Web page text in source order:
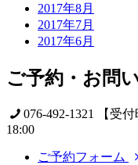
2017年8月
2017年7月
2017年6月
ご予約・お問
076-492-1321
【受
18:00
ご予約フォーム